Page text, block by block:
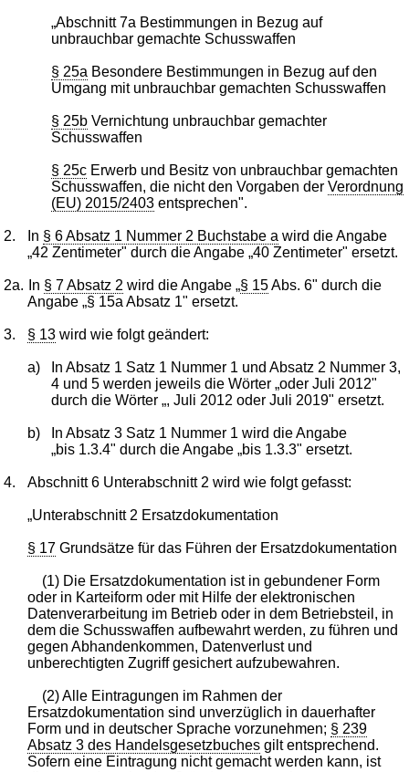
„Abschnitt 7a Bestimmungen in Bezug auf
unbrauchbar gemachte Schusswaffen
§ 25a Besondere Bestimmungen in Bezug auf den
Umgang mit unbrauchbar gemachten Schusswaffen
§ 25bVernichtung unbrauchbar gemachter
Schusswaffen
§ 25cErwerb und Besitz von unbrauchbar gemachten
Schusswaffen, die nicht den Vorgaben der Verordnung
(EU) 2015/2403entsprechen".
2. In § 6 Absatz 1 Nummer 2 Buchstabe a wird die Angabe
„42 Zentimeter" durch die Angabe „40 Zentimeter" ersetzt.
2a. In § 7 Absatz 2 wird die Angabe „§ 15Abs. 6" durch die
Angabe „§ 15a Absatz 1" ersetzt.
3. § 13 wird wie folgt geändert:
a)
In Absatz 1 Satz 1 Nummer 1 und Absatz 2 Nummer 3,
4 und 5 werden jeweils die Wörter „oder Juli 2012"
durch die Wörter „, Juli 2012 oder Juli 2019" ersetzt.
b)
In Absatz 3 Satz 1 Nummer 1 wird die Angabe
„bis 1.3.4" durch die Angabe „bis 1.3.3" ersetzt.
4. Abschnitt 6 Unterabschnitt 2 wird wie folgt gefasst:
„Unterabschnitt 2 Ersatzdokumentation
§ 17 Grundsätze für das Führen der Ersatzdokumentation
(1) Die Ersatzdokumentation ist in gebundener Form
oder in Karteiform oder mit Hilfe der elektronischen
Datenverarbeitung im Betrieb oder in dem Betriebsteil, in
dem die Schusswaffen aufbewahrt werden, zu führen und
gegen Abhandenkommen, Datenverlust und
unberechtigten Zugriff gesichert aufzubewahren.
(2) Alle Eintragungen im Rahmen der
Ersatzdokumentation sind unverzüglich in dauerhafter
Form und in deutscher Sprache vorzunehmen; § 239
Absatz 3 des Handelsgesetzbuches gilt entsprechend.
Sofern eine Eintragung nicht gemacht werden kann, ist